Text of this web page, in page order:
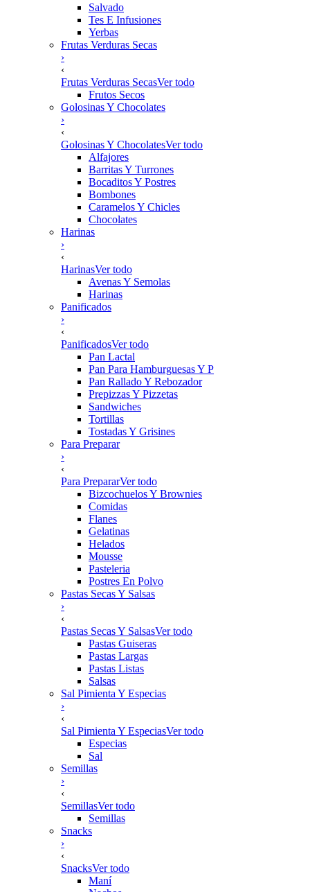
Salvado
Tes E Infusiones
Yerbas
Frutas Verduras Secas
›
‹
Frutas Verduras SecasVer todo
Frutos Secos
Golosinas Y Chocolates
›
‹
Golosinas Y ChocolatesVer todo
Alfajores
Barritas Y Turrones
Bocaditos Y Postres
Bombones
Caramelos Y Chicles
Chocolates
Harinas
›
‹
HarinasVer todo
Avenas Y Semolas
Harinas
Panificados
›
‹
PanificadosVer todo
Pan Lactal
Pan Para Hamburguesas Y P
Pan Rallado Y Rebozador
Prepizzas Y Pizzetas
Sandwiches
Tortillas
Tostadas Y Grisines
Para Preparar
›
‹
Para PrepararVer todo
Bizcochuelos Y Brownies
Comidas
Flanes
Gelatinas
Helados
Mousse
Pasteleria
Postres En Polvo
Pastas Secas Y Salsas
›
‹
Pastas Secas Y SalsasVer todo
Pastas Guiseras
Pastas Largas
Pastas Listas
Salsas
Sal Pimienta Y Especias
›
‹
Sal Pimienta Y EspeciasVer todo
Especias
Sal
Semillas
›
‹
SemillasVer todo
Semillas
Snacks
›
‹
SnacksVer todo
Maní